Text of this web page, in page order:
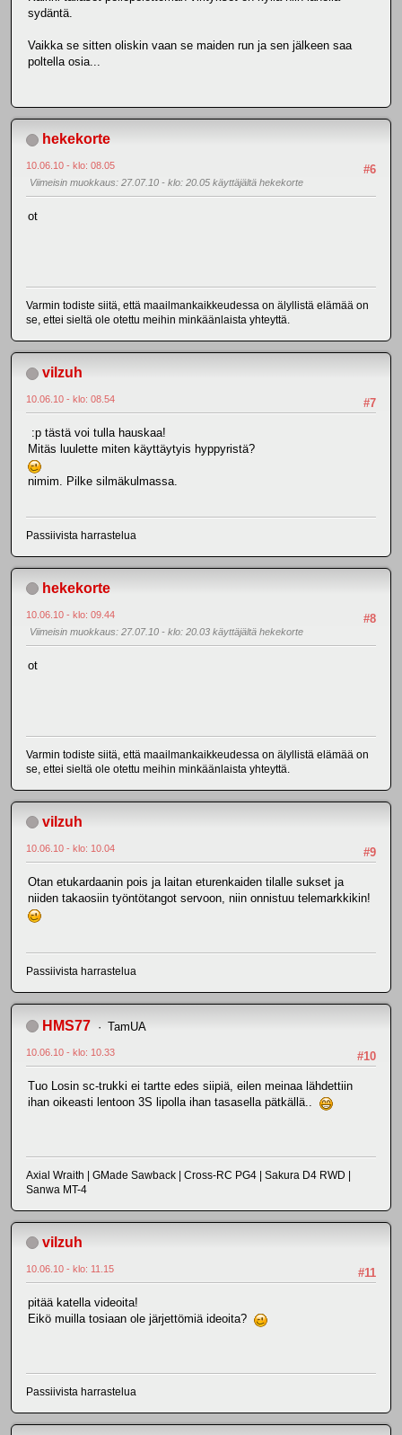
sydäntä.
Vaikka se sitten oliskin vaan se maiden run ja sen jälkeen saa
poltella osia...
hekekorte
#6
10.06.10 - klo: 08.05
Viimeisin muokkaus: 27.07.10 - klo: 20.05 käyttäjältä hekekorte
ot
Varmin todiste siitä, että maailmankaikkeudessa on älyllistä elämää on
se, ettei sieltä ole otettu meihin minkäänlaista yhteyttä.
vilzuh
#7
10.06.10 - klo: 08.54
:p tästä voi tulla hauskaa!
Mitäs luulette miten käyttäytyis hyppyristä?
nimim. Pilke silmäkulmassa.
Passiivista harrastelua
hekekorte
#8
10.06.10 - klo: 09.44
Viimeisin muokkaus: 27.07.10 - klo: 20.03 käyttäjältä hekekorte
ot
Varmin todiste siitä, että maailmankaikkeudessa on älyllistä elämää on
se, ettei sieltä ole otettu meihin minkäänlaista yhteyttä.
vilzuh
#9
10.06.10 - klo: 10.04
Otan etukardaanin pois ja laitan eturenkaiden tilalle sukset ja
niiden takaosiin työntötangot servoon, niin onnistuu telemarkkikin!
Passiivista harrastelua
HMS77 TamUA
#10
10.06.10 - klo: 10.33
Tuo Losin sc-trukki ei tartte edes siipiä, eilen meinaa lähdettiin
ihan oikeasti lentoon 3S lipolla ihan tasasella pätkällä..
Axial Wraith | GMade Sawback | Cross-RC PG4 | Sakura D4 RWD |
Sanwa MT-4
vilzuh
#11
10.06.10 - klo: 11.15
pitää katella videoita!
Eikö muilla tosiaan ole järjettömiä ideoita?
Passiivista harrastelua